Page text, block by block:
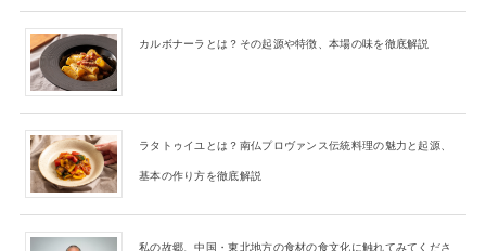
カルボナーラとは？その起源や特徴、本場の味を徹底解説
ラタトゥイユとは？南仏プロヴァンス伝統料理の魅力と起源、
基本の作り方を徹底解説
私の故郷、中国・東北地方の食材の食文化に触れてみてくださ